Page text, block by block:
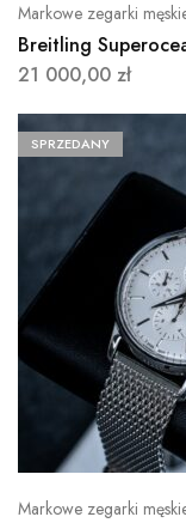
Markowe zegarki
Breitling
21 000,00 zł
SPRZEDANY
Markowe zegarki